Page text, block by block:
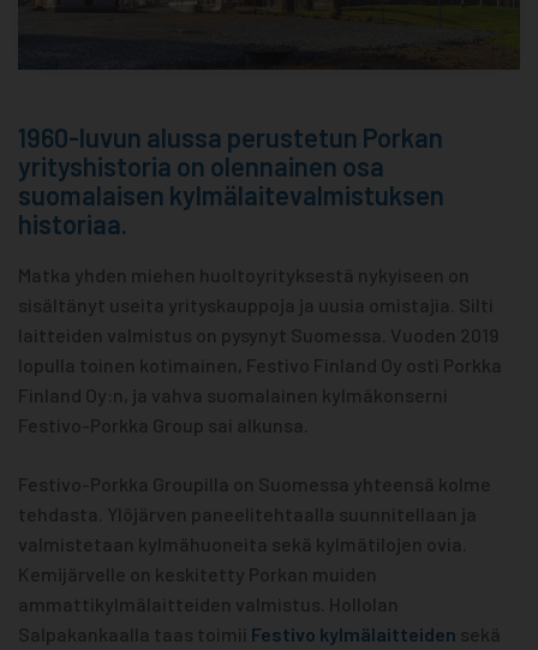
1960-luvun alussa perustetun Porkan
yrityshistoria on olennainen osa
suomalaisen kylmälaitevalmistuksen
historiaa.
Matka yhden miehen huoltoyrityksestä nykyiseen on
sisältänyt useita yrityskauppoja ja uusia omistajia. Silti
laitteiden valmistus on pysynyt Suomessa. Vuoden 2019
lopulla toinen kotimainen, Festivo Finland Oy osti Porkka
Finland Oy:n, ja vahva suomalainen kylmäkonserni
Festivo-Porkka Group sai alkunsa.
Festivo-Porkka Groupilla on Suomessa yhteensä kolme
tehdasta. Ylöjärven paneelitehtaalla suunnitellaan ja
valmistetaan kylmähuoneita sekä kylmätilojen ovia.
Kemijärvelle on keskitetty Porkan muiden
ammattikylmälaitteiden valmistus. Hollolan
Salpakankaalla taas toimii Festivo kylmälaitteiden sekä